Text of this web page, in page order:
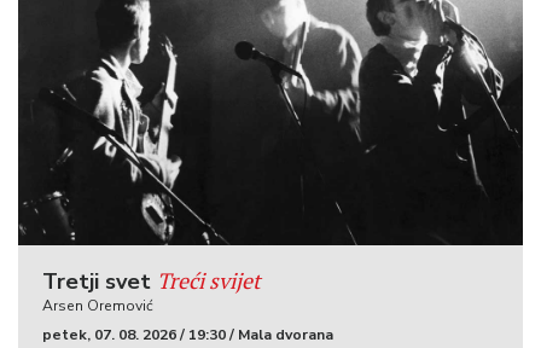
Tretji svet Treći svijet
Arsen Oremović
petek, 07. 08. 2026 / 19:30 / Mala dvorana